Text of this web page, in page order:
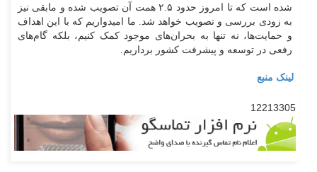
شده است که تا امروز حدود ۲.۵ همت آن تصویب شده و مابقی نیز
به زودی بررسی و تصویب خواهد شد. ما امیدواریم که با این اهداف
و حمایت‌ها، نه تنها به بحران‌های موجود کمک کنیم، بلکه گام‌های
رفعی در توسعه و پیشرفت کشور برداریم.
لینک منبع
12213305